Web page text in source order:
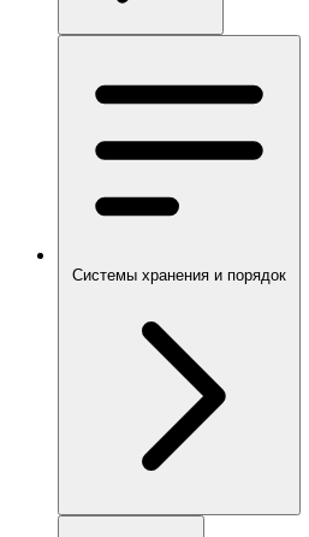
Системы хранения и порядок